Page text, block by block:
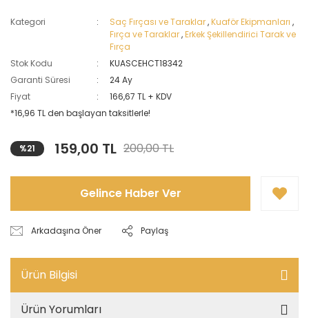
Kategori Saç Fırçası ve Taraklar,Kuaför Ekipmanları ,
Fırça ve Taraklar,Erkek Şekillendirici Tarak ve
Fırça
Stok Kodu
KUASCEHCT18342
Garanti Süresi
24 Ay
Fiyat
166,67 TL + KDV
*16,96 TL den başlayan taksitlerle!
%21 159,00 TL 200,00 TL
Gelince Haber Ver
Arkadaşına Öner Paylaş
Ürün Bilgisi
Ürün Yorumları